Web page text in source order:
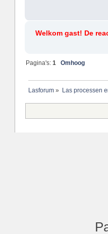
Welkom gast! De
Pagina's:1 Omhoog
Lasforum» Las processen